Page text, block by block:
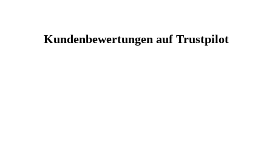
Kundenbewertungen auf Trustpilot